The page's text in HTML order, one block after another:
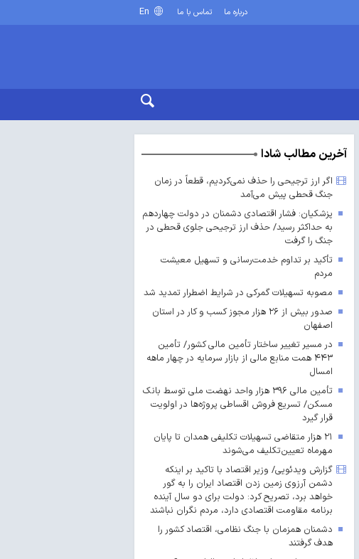
درباره ما تماس با ما
آخرین مطالب شادا
اگر ارز ترجیحی را حذف نمی‌کردیم، قطعاً در زمان
جنگ قحطی پیش می‌آمد
پزشکیان: فشار اقتصادی دشمنان در دولت چهاردهم
به حداکثر رسید/ حذف ارز ترجیحی جلوی قحطی در
جنگ را گرفت
تأکید بر تداوم خدمت‌رسانی و تسهیل معیشت
مردم
مصوبه تسهیلات گمرکی در شرایط اضطرار تمدید شد
صدور بیش از ۲۶ هزار مجوز کسب‌ و کار در استان
اصفهان
در مسیر تغییر ساختار تأمین مالی کشور/ تأمین
۴۴۳ همت منابع مالی از بازار سرمایه در چهار ماهه
امسال
تأمین مالی ۳۹۶ هزار واحد نهضت ملی توسط بانک
مسکن/ تسریع فروش اقساطی پروژه‌ها در اولویت
قرار گیرد
۲۱ هزار متقاضی تسهیلات تکلیفی همدان تا پایان
مهرماه تعیین‌تکلیف می‌شوند
گزارش ویدئویی/ وزیر اقتصاد با تاکید بر اینکه
دشمن آرزوی زمین زدن اقتصاد ایران را به گور
خواهد برد، تصریح کرد: دولت برای دو سال آینده
برنامه مقاومت اقتصادی دارد، مردم نگران نباشند
دشمنان همزمان با جنگ نظامی، اقتصاد کشور را
هدف گرفتند